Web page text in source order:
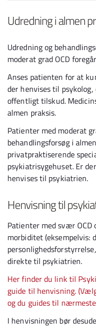
Udredning i almen
Udredning og
moderat grad OCD
Anses patienten for at
der henvises til
offentligt tilskud.
almen praksis.
Patienter med moderat
behandlingsforsøg i
privatpraktiserende
psykiatrisygehuset. Er
henvises til psykiatrien.
Henvisning til
Patienter med svær
morbiditet (eksempelvis:
direkte til psykiatrien.
Her finder du link til
guide til henvisning.
og du guides til
I henvisningen bør